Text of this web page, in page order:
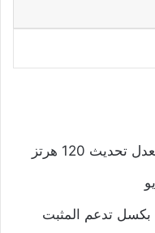
الخفية بدقة 108 ميجا بكسل تدعم المثبت